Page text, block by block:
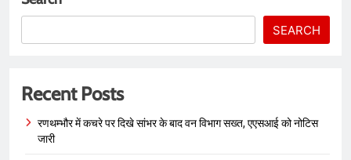
SEARCH
Recent Posts
रणथम्भौर में कचरे पर दिखे सांभर के बाद वन विभाग सख्त, एएसआई को नोटिस
जारी